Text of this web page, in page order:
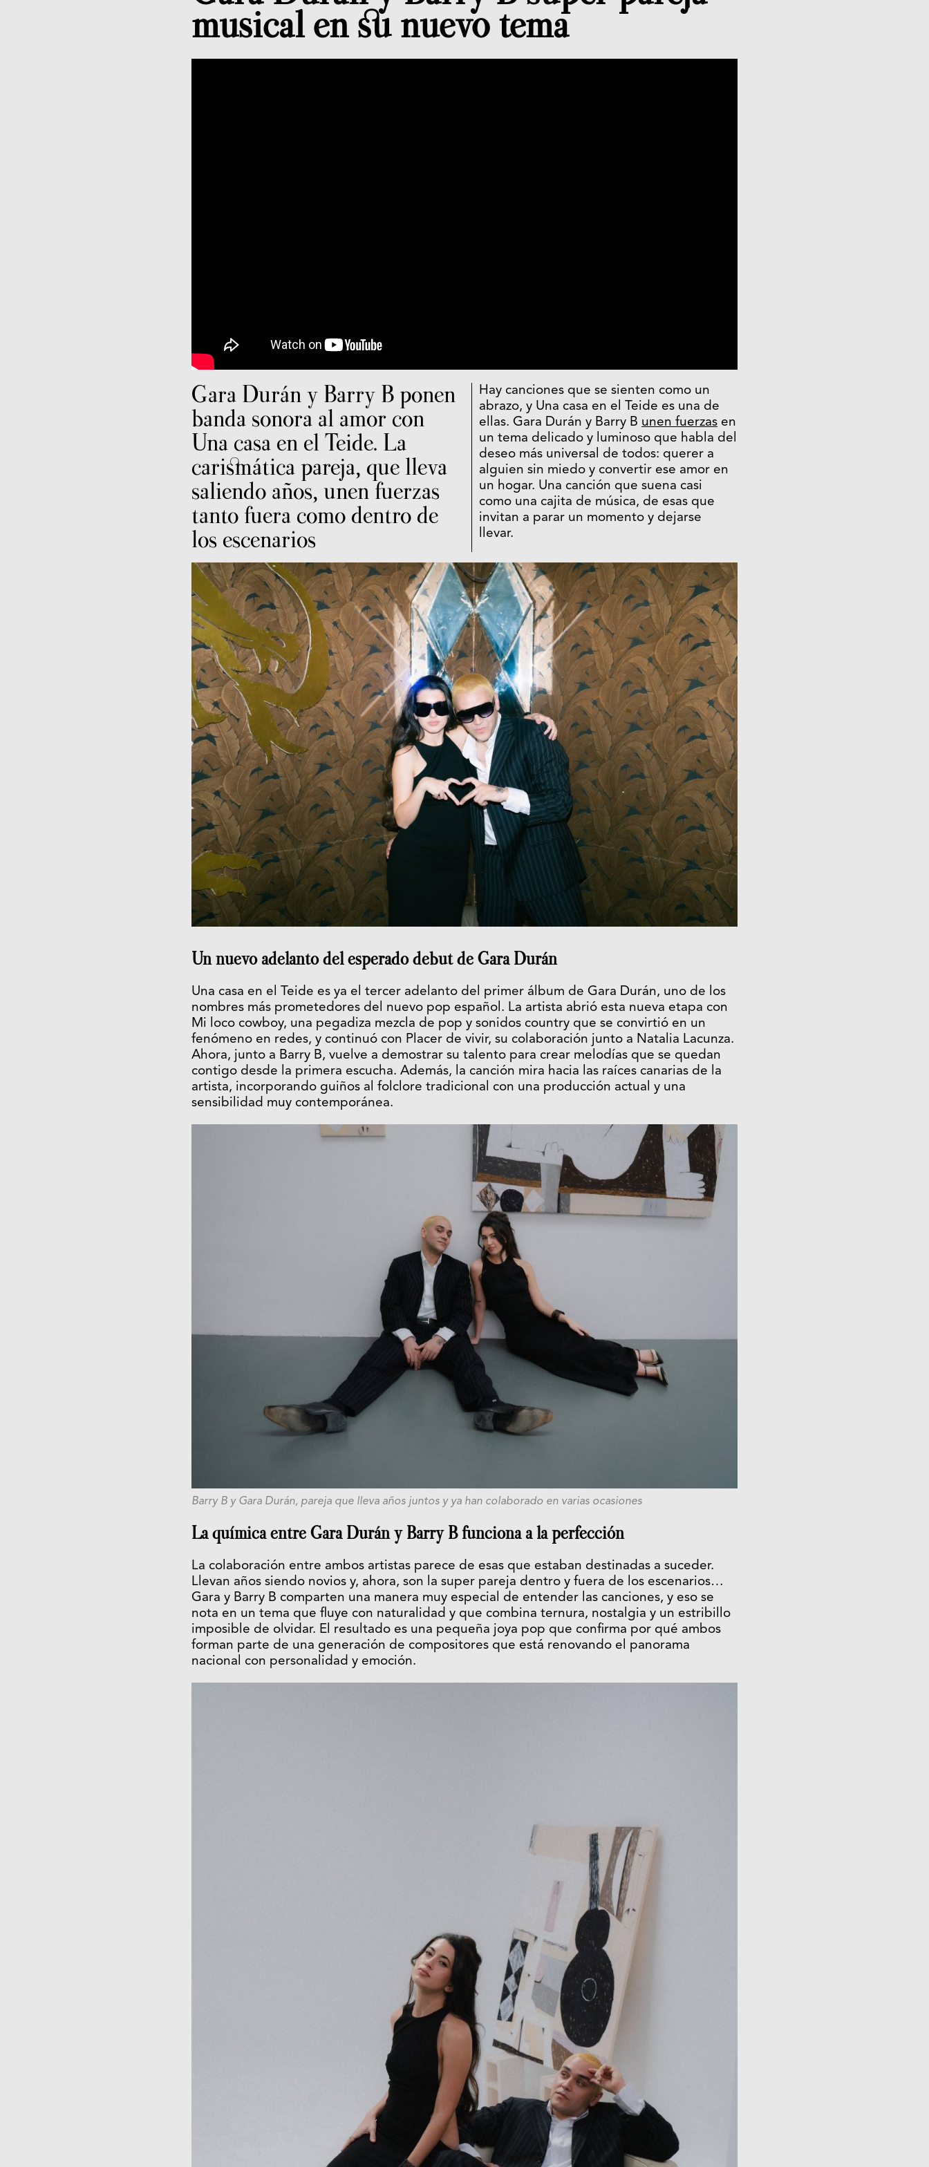
musical en su nuevo tema
Gara Durán y Barry B ponen
banda sonora al amor con
Una casa en el Teide. La
carismática pareja, que lleva
saliendo años, unen fuerzas
tanto fuera como dentro de
los escenarios
Hay canciones que se sienten como un
abrazo, y Una casa en el Teide es una de
ellas. Gara Durán y Barry B unen fuerzas en
un tema delicado y luminoso que habla del
deseo más universal de todos: querer a
alguien sin miedo y convertir ese amor en
un hogar. Una canción que suena casi
como una cajita de música, de esas que
invitan a parar un momento y dejarse
llevar.
Un nuevo adelanto del esperado debut de Gara Durán
Una casa en el Teide es ya el tercer adelanto del primer álbum de Gara Durán, uno de los
nombres más prometedores del nuevo pop español. La artista abrió esta nueva etapa con
Mi loco cowboy, una pegadiza mezcla de pop y sonidos country que se convirtió en un
fenómeno en redes, y continuó con Placer de vivir, su colaboración junto a Natalia Lacunza.
Ahora, junto a Barry B, vuelve a demostrar su talento para crear melodías que se quedan
contigo desde la primera escucha. Además, la canción mira hacia las raíces canarias de la
artista, incorporando guiños al folclore tradicional con una producción actual y una
sensibilidad muy contemporánea.
Barry B y Gara Durán, pareja que lleva años juntos y ya han colaborado en varias ocasiones
La química entre Gara Durán y Barry B funciona a la perfección
La colaboración entre ambos artistas parece de esas que estaban destinadas a suceder.
Llevan años siendo novios y, ahora, son la super pareja dentro y fuera de los escenarios…
Gara y Barry B comparten una manera muy especial de entender las canciones, y eso se
nota en un tema que fluye con naturalidad y que combina ternura, nostalgia y un estribillo
imposible de olvidar. El resultado es una pequeña joya pop que confirma por qué ambos
forman parte de una generación de compositores que está renovando el panorama
nacional con personalidad y emoción.